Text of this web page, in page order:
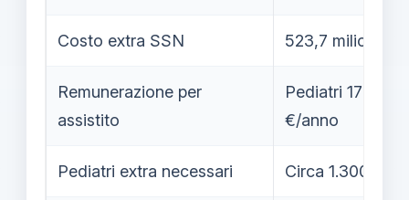
Costo extra SSN 523,7 milioni €/
Remunerazione per
assistito
Pediatri 175 €/
€/anno
Pediatri extra necessari Circa 1.300